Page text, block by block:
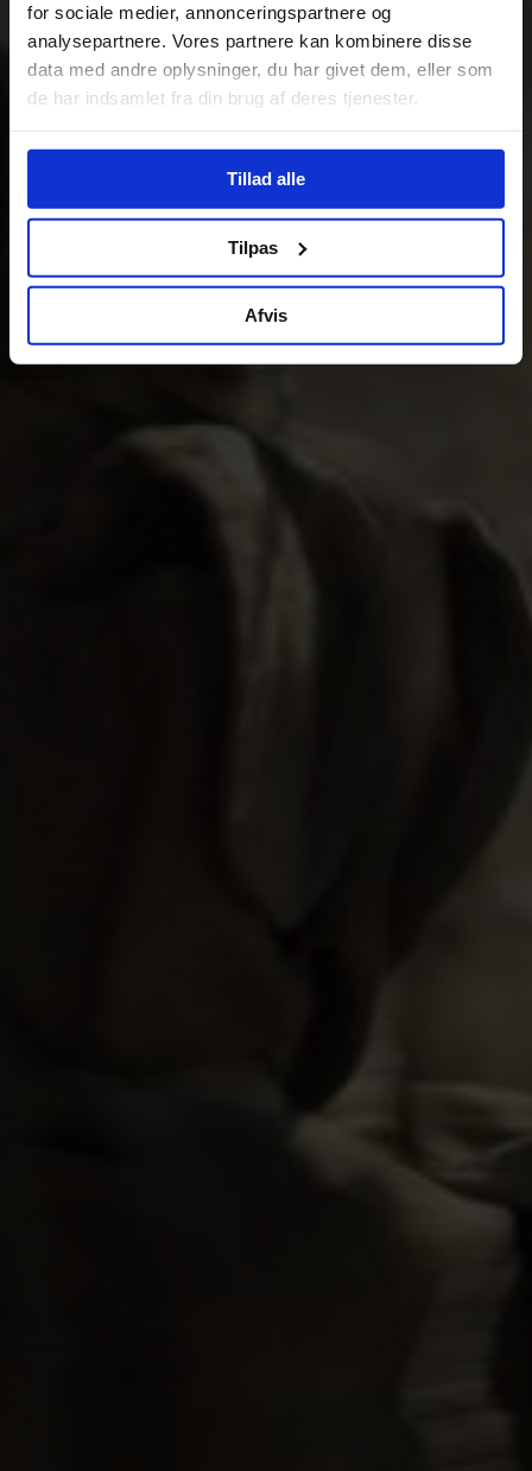
for sociale medier, annonceringspartnere og
analysepartnere. Vores partnere kan kombinere disse
data med andre oplysninger, du har givet dem, eller som
de har indsamlet fra din brug af deres tjenester.
Tillad alle
Tilpas
Afvis